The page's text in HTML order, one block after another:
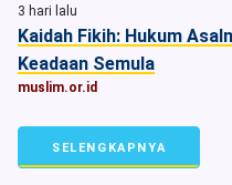
3 hari lalu
Kaidah Fikih: Hukum
Keadaan Semula
muslim.or.id
SELENGKAPNYA